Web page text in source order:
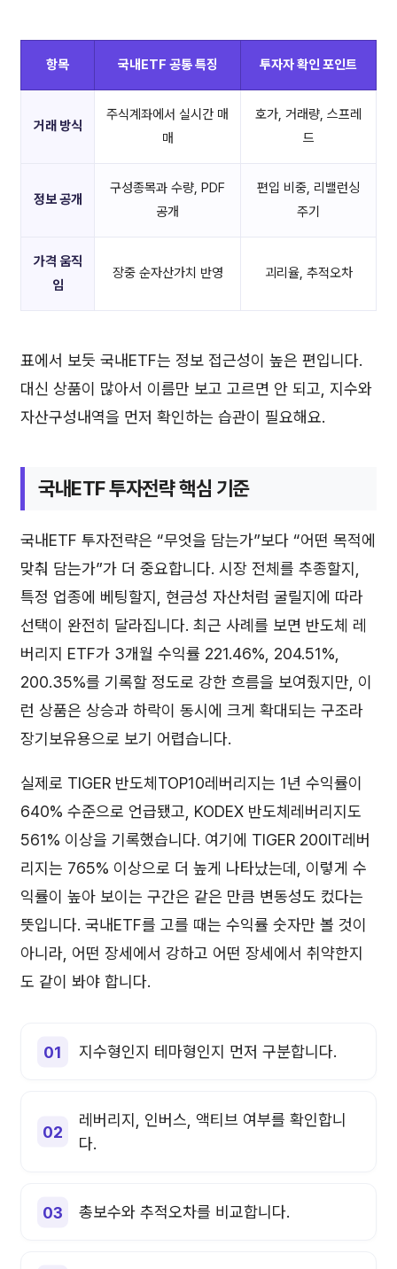
항목 국내ETF 공통 특징 투자자 확인 포인트
거래 방식
주식계좌에서 실시간 매
매
호가, 거래량, 스프레
드
정보 공개
구성종목과 수량, PDF
공개
편입 비중, 리밸런싱
주기
가격 움직
임
장중 순자산가치 반영 괴리율, 추적오차
표에서 보듯 국내ETF는 정보 접근성이 높은 편입니다.
대신 상품이 많아서 이름만 보고 고르면 안 되고, 지수와
자산구성내역을 먼저 확인하는 습관이 필요해요.
국내ETF 투자전략 핵심 기준
국내ETF 투자전략은 “무엇을 담는가”보다 “어떤 목적에
맞춰 담는가”가 더 중요합니다. 시장 전체를 추종할지,
특정 업종에 베팅할지, 현금성 자산처럼 굴릴지에 따라
선택이 완전히 달라집니다. 최근 사례를 보면 반도체 레
버리지 ETF가 3개월 수익률 221.46%, 204.51%,
200.35%를 기록할 정도로 강한 흐름을 보여줬지만, 이
런 상품은 상승과 하락이 동시에 크게 확대되는 구조라
장기보유용으로 보기 어렵습니다.
실제로 TIGER 반도체TOP10레버리지는 1년 수익률이
640% 수준으로 언급됐고, KODEX 반도체레버리지도
561% 이상을 기록했습니다. 여기에 TIGER 200IT레버
리지는 765% 이상으로 더 높게 나타났는데, 이렇게 수
익률이 높아 보이는 구간은 같은 만큼 변동성도 컸다는
뜻입니다. 국내ETF를 고를 때는 수익률 숫자만 볼 것이
아니라, 어떤 장세에서 강하고 어떤 장세에서 취약한지
도 같이 봐야 합니다.
지수형인지 테마형인지 먼저 구분합니다.
레버리지, 인버스, 액티브 여부를 확인합니
다.
총보수와 추적오차를 비교합니다.